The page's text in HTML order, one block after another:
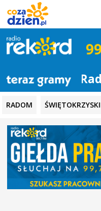
Radio
RADOM